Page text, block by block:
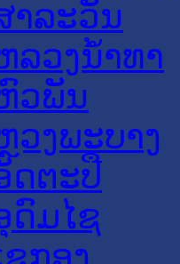
າລະວັນ
ລວງນໍ້າທາ
ວພັນ
ວງພະບາງ
ດຕະປື
ດົມໄຊ